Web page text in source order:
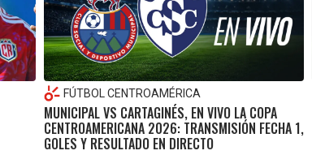
FÚTBOL CENTROAMÉRICA
MUNICIPAL VS CARTAGINÉS, EN VIVO LA COPA
CENTROAMERICANA 2026: TRANSMISIÓN FECHA 1,
GOLES Y RESULTADO EN DIRECTO